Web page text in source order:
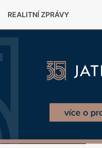
REALITNÍ ZPRÁVY